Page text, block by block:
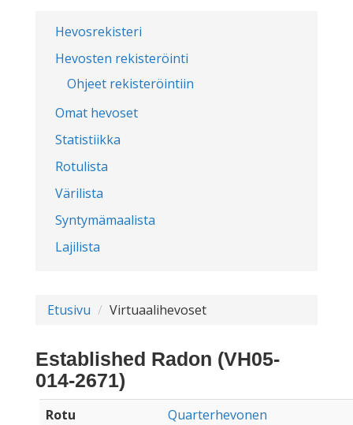
Hevosrekisteri
Hevosten rekisteröinti
Ohjeet rekisteröintiin
Omat hevoset
Statistiikka
Rotulista
Värilista
Syntymämaalista
Lajilista
Etusivu Virtuaalihevoset
Established Radon (VH05-
014-2671)
Rotu
Quarterhevonen